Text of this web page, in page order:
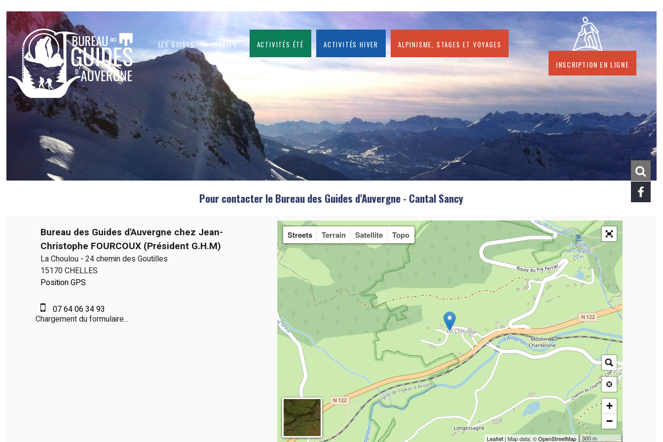
Inscription en ligne
Les guides Tarifs Activités été Activités hiver Alpinisme, stages et voyages
CONTACT
Pour contacter le Bureau des Guides d'Auvergne - Cantal Sancy
Bureau des Guides d'Auvergne chez Jean-
Christophe FOURCOUX (Président G.H.M)
La Choulou - 24 chemin des Goutilles
15170 CHELLES
Position GPS
07 64 06 34 93
Chargement du formulaire...
Streets Terrain Satellite Topo
+
−
300 m
Leaflet| Map data: ©OpenStreetMap